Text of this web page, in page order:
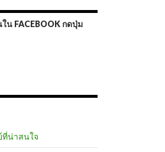
น FACEBOOK กดปุ่ม
ที่น่าสนใจ